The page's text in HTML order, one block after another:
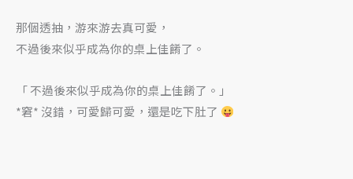
那個透抽，游來游去真可愛，
不過後來似乎成為你的桌上佳餚了。
「 不過後來似乎成為你的桌上佳餚了。」
*窘* 沒錯，可愛歸可愛，還是吃下肚了